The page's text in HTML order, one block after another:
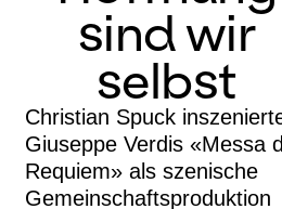
sind wir
selbst
Christian Spuck
Giuseppe Verdis «Messa
Requiem» als szenische
Gemeinschaftsproduktion